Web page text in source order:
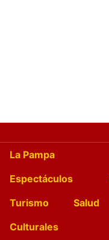
La Pampa
Espectáculos
Turismo
Salud
Culturales